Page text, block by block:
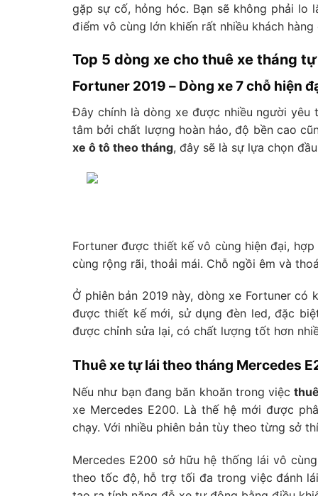
gặp sự cố, hỏng hóc. Bạn sẽ không phải
điểm vô cùng lớn khiến rất nhiều khách
Top 5 dòng xe cho thuê xe tháng
Fortuner 2019 – Dòng xe 7 chỗ hiện
Đây chính là dòng xe được nhiều người yêu
tâm bởi chất lượng hoàn hảo, độ bền cao
xe ô tô theo tháng, đây sẽ là sự lựa chọn
Fortuner được thiết kế vô cùng hiện đại,
cùng rộng rãi, thoải mái. Chỗ ngồi êm và
Ở phiên bản 2019 này, dòng xe Fortuner
được thiết kế mới, sử dụng đèn led, đặc
được chỉnh sửa lại, có chất lượng tốt hơn
Thuê xe tự lái theo tháng Mercedes
Nếu như bạn đang băn khoăn trong việc
xe Mercedes E200. Là thế hệ mới được
chạy. Với nhiều phiên bản tùy theo từng sở
Mercedes E200 sở hữu hệ thống lái vô
theo tốc độ, hỗ trợ tối đa trong việc đánh